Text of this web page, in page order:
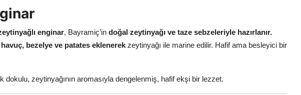
enginar, Bayramiç’in doğal zeytinyağı ve taze sebzeleriyle hazırlanır.
havuç, bezelye ve patates eklenerek zeytinyağı ile marine edilir. Hafif ama besleyici bir
dokulu, zeytinyağının aromasıyla dengelenmiş, hafif ekşi bir lezzet.